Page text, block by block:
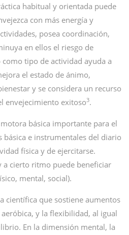
habitual y orientada puede
con más energía y
posea coordinación,
en ellos el riesgo de
tipo de actividad ayuda a
el estado de ánimo,
y se considera un recurso
envejecimiento exitoso3.
básica importante para el
básica e instrumentales del diario
física y de ejercitarse.
a cierto ritmo puede beneficiar
mental, social).
científica que sostiene aumentos
y la flexibilidad, al igual
En la dimensión mental, la